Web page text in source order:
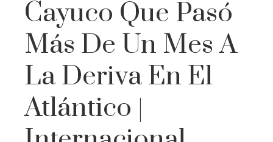
Cayuco Que Pasó
Más De Un Mes A
La Deriva En El
Atlántico |